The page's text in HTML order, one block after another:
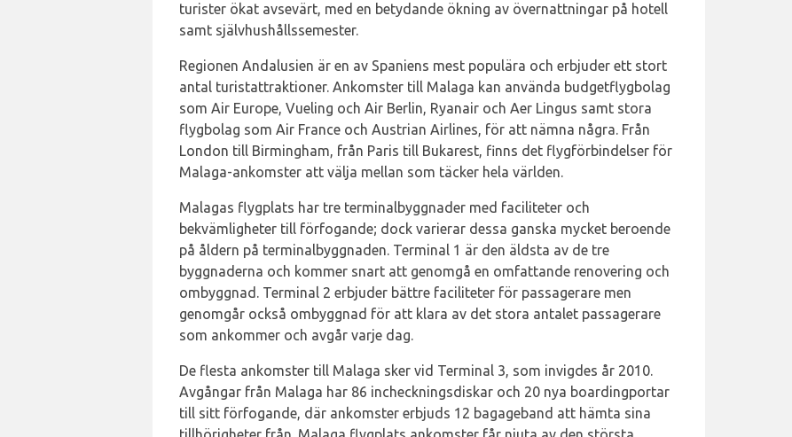
turister ökat avsevärt, med en betydande ökning av övernattningar på hotell
samt självhushållssemester.
Regionen Andalusien är en av Spaniens mest populära och erbjuder ett stort
antal turistattraktioner. Ankomster till Malaga kan använda budgetflygbolag
som Air Europe, Vueling och Air Berlin, Ryanair och Aer Lingus samt stora
flygbolag som Air France och Austrian Airlines, för att nämna några. Från
London till Birmingham, från Paris till Bukarest, finns det flygförbindelser för
Malaga-ankomster att välja mellan som täcker hela världen.
Malagas flygplats har tre terminalbyggnader med faciliteter och
bekvämligheter till förfogande; dock varierar dessa ganska mycket beroende
på åldern på terminalbyggnaden. Terminal 1 är den äldsta av de tre
byggnaderna och kommer snart att genomgå en omfattande renovering och
ombyggnad. Terminal 2 erbjuder bättre faciliteter för passagerare men
genomgår också ombyggnad för att klara av det stora antalet passagerare
som ankommer och avgår varje dag.
De flesta ankomster till Malaga sker vid Terminal 3, som invigdes år 2010.
Avgångar från Malaga har 86 incheckningsdiskar och 20 nya boardingportar
till sitt förfogande, där ankomster erbjuds 12 bagageband att hämta sina